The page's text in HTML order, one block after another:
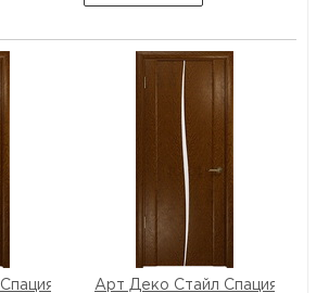
Арт Деко Стайл Спация